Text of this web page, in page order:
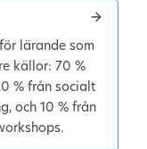
lärande som
källor: 70 %
% från socialt
och 10 % från